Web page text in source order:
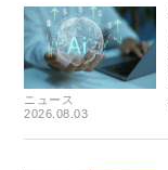
ニュース
2026.08.03